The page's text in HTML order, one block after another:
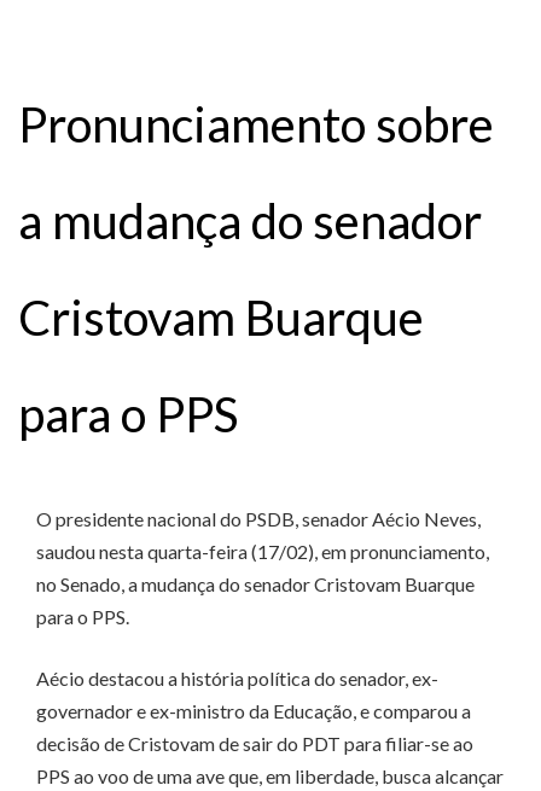
Pronunciamento sobre
a mudança do senador
Cristovam Buarque
para o PPS
O presidente nacional do PSDB, senador Aécio Neves,
saudou nesta quarta-feira (17/02), em pronunciamento,
no Senado, a mudança do senador Cristovam Buarque
para o PPS.
Aécio destacou a história política do senador, ex-
governador e ex-ministro da Educação, e comparou a
decisão de Cristovam de sair do PDT para filiar-se ao
PPS ao voo de uma ave que, em liberdade, busca alcançar